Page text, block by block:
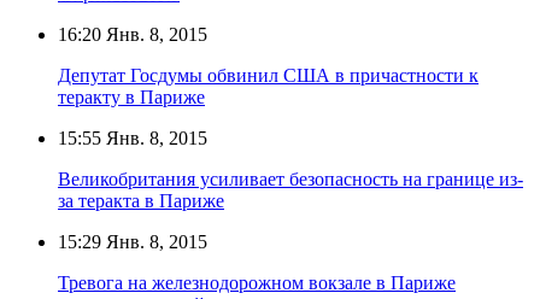
16:20 Янв. 8, 2015
Депутат Госдумы обвинил США в причастности к
теракту в Париже
15:55 Янв. 8, 2015
Великобритания усиливает безопасность на границе из-
за теракта в Париже
15:29 Янв. 8, 2015
Тревога на железнодорожном вокзале в Париже